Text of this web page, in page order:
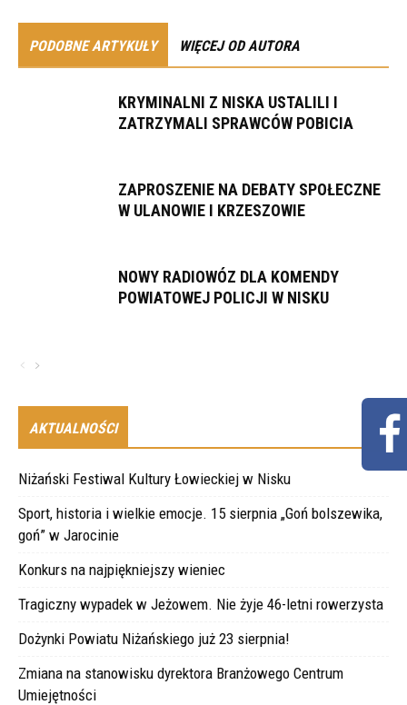
PODOBNE ARTYKUŁY WIĘCEJ OD AUTORA
KRYMINALNI Z NISKA USTALILI I
ZATRZYMALI SPRAWCÓW POBICIA
ZAPROSZENIE NA DEBATY SPOŁECZNE
W ULANOWIE I KRZESZOWIE
NOWY RADIOWÓZ DLA KOMENDY
POWIATOWEJ POLICJI W NISKU
AKTUALNOŚCI
Niżański Festiwal Kultury Łowieckiej w Nisku
Sport, historia i wielkie emocje. 15 sierpnia „Goń bolszewika,
goń” w Jarocinie
Konkurs na najpiękniejszy wieniec
Tragiczny wypadek w Jeżowem. Nie żyje 46-letni rowerzysta
Dożynki Powiatu Niżańskiego już 23 sierpnia!
Zmiana na stanowisku dyrektora Branżowego Centrum
Umiejętności